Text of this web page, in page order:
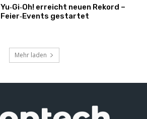
Yu‑Gi‑Oh! erreicht neuen Rekord –
Feier‑Events gestartet
Mehr laden